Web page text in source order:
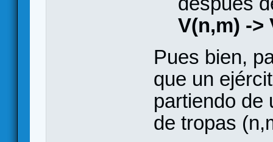
V(n,m) ->
Pues bien,
que un
partiendo de
de tropas